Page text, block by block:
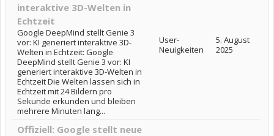
interaktive 3D-Welten in
Echtzeit
Google DeepMind stellt Genie 3
vor: KI generiert interaktive 3D-
Welten in Echtzeit: Google
DeepMind stellt Genie 3 vor: KI
generiert interaktive 3D-Welten in
Echtzeit Die Welten lassen sich in
Echtzeit mit 24 Bildern pro
Sekunde erkunden und bleiben
mehrere Minuten lang...
User-
Neuigkeiten
5. August
2025
Offiziell: Google stellt neue